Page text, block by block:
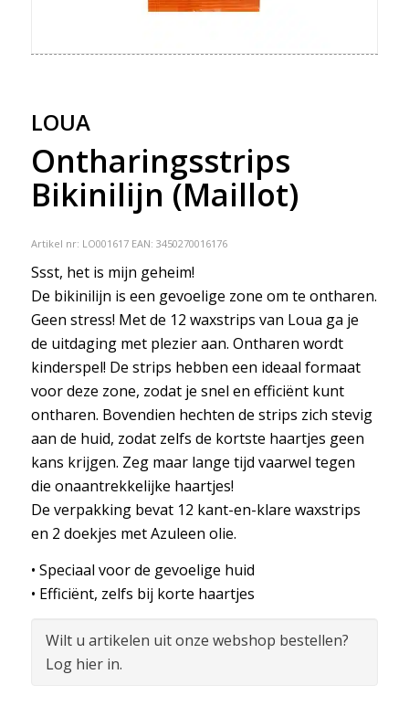
LOUA
Ontharingsstrips
Bikinilijn (Maillot)
Artikel nr: LO001617 EAN: 3450270016176
Ssst, het is mijn geheim!
De bikinilijn is een gevoelige zone om te ontharen.
Geen stress! Met de 12 waxstrips van Loua ga je
de uitdaging met plezier aan. Ontharen wordt
kinderspel! De strips hebben een ideaal formaat
voor deze zone, zodat je snel en efficiënt kunt
ontharen. Bovendien hechten de strips zich stevig
aan de huid, zodat zelfs de kortste haartjes geen
kans krijgen. Zeg maar lange tijd vaarwel tegen
die onaantrekkelijke haartjes!
De verpakking bevat 12 kant-en-klare waxstrips
en 2 doekjes met Azuleen olie.
• Speciaal voor de gevoelige huid
• Efficiënt, zelfs bij korte haartjes
Wilt u artikelen uit onze webshop bestellen?
Log hier in.